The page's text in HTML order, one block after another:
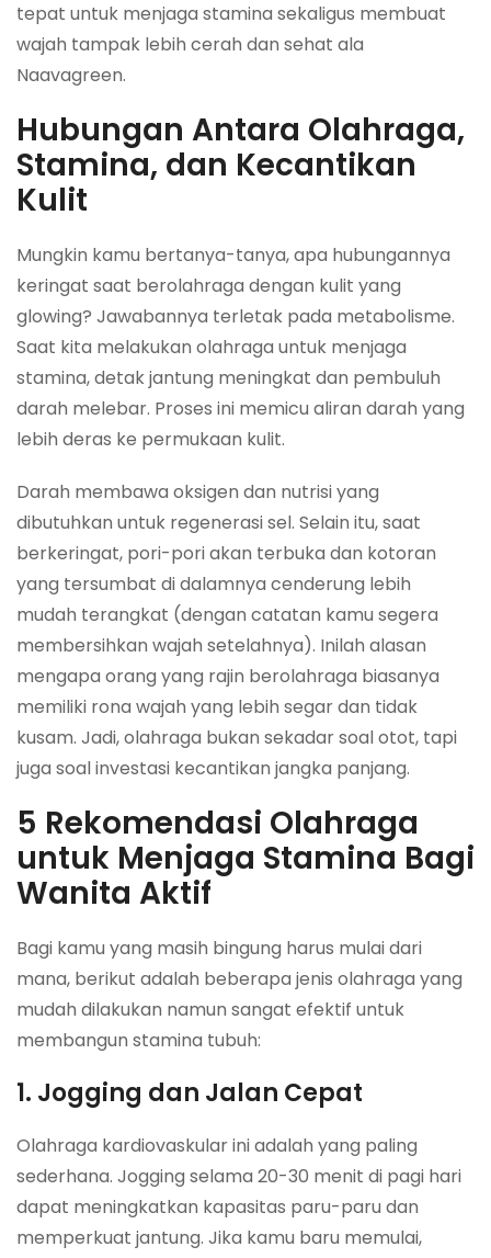
tepat untuk menjaga stamina sekaligus membuat
wajah tampak lebih cerah dan sehat ala
Naavagreen.
Hubungan Antara Olahraga,
Stamina, dan Kecantikan
Kulit
Mungkin kamu bertanya-tanya, apa hubungannya
keringat saat berolahraga dengan kulit yang
glowing? Jawabannya terletak pada metabolisme.
Saat kita melakukan olahraga untuk menjaga
stamina, detak jantung meningkat dan pembuluh
darah melebar. Proses ini memicu aliran darah yang
lebih deras ke permukaan kulit.
Darah membawa oksigen dan nutrisi yang
dibutuhkan untuk regenerasi sel. Selain itu, saat
berkeringat, pori-pori akan terbuka dan kotoran
yang tersumbat di dalamnya cenderung lebih
mudah terangkat (dengan catatan kamu segera
membersihkan wajah setelahnya). Inilah alasan
mengapa orang yang rajin berolahraga biasanya
memiliki rona wajah yang lebih segar dan tidak
kusam. Jadi, olahraga bukan sekadar soal otot, tapi
juga soal investasi kecantikan jangka panjang.
5 Rekomendasi Olahraga
untuk Menjaga Stamina Bagi
Wanita Aktif
Bagi kamu yang masih bingung harus mulai dari
mana, berikut adalah beberapa jenis olahraga yang
mudah dilakukan namun sangat efektif untuk
membangun stamina tubuh:
1. Jogging dan Jalan Cepat
Olahraga kardiovaskular ini adalah yang paling
sederhana. Jogging selama 20-30 menit di pagi hari
dapat meningkatkan kapasitas paru-paru dan
memperkuat jantung. Jika kamu baru memulai,